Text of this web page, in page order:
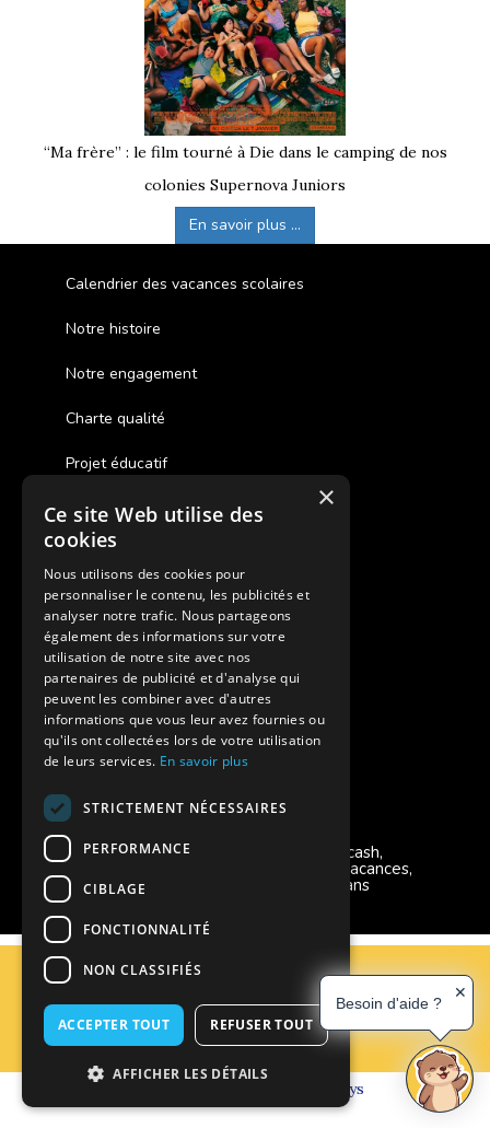
“Ma frère” : le film tourné à Die dans le camping de nos
colonies Supernova Juniors
En savoir plus ...
Calendrier des vacances scolaires
Notre histoire
Notre engagement
Charte qualité
Projet éducatif
Des colonies de vacances inclusives
Assurances annulations
Aides financières pour partir en colonie
Charte de confidentialité
Vacances Adaptées Adulte Supernova
Modes de règlement acceptés
Chèque, Virement, Espèces, Mandats cash,
Bons CAF, Conseil général, Chèques vacances,
Carte bancaire, Prise en charge reçu sans
règlement, Prélèvement, Pass Colo
Plan du site
Espace Professionnels
Réalisation
Vackélys
×
Ce site Web utilise des
cookies
Nous utilisons des cookies pour
personnaliser le contenu, les publicités et
analyser notre trafic. Nous partageons
également des informations sur votre
utilisation de notre site avec nos
partenaires de publicité et d'analyse qui
peuvent les combiner avec d'autres
informations que vous leur avez fournies ou
qu'ils ont collectées lors de votre utilisation
de leurs services. En savoir plus
STRICTEMENT NÉCESSAIRES
PERFORMANCE
CIBLAGE
FONCTIONNALITÉ
NON CLASSIFIÉS
ACCEPTER TOUT REFUSER TOUT
AFFICHER LES DÉTAILS
Besoin d'aide ?
✕